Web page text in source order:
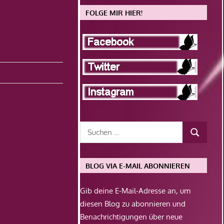
FOLGE MIR HIER!
BLOG VIA E-MAIL ABONNIEREN
Gib deine E-Mail-Adresse an, um
diesen Blog zu abonnieren und
Benachrichtigungen über neue